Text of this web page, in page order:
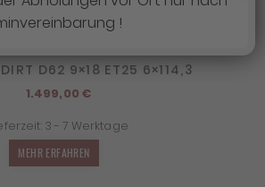
D62 9×18 ET25 6×114,3
1.499,00€
3 - 7 Werktage
MEHR ERFAHREN
!